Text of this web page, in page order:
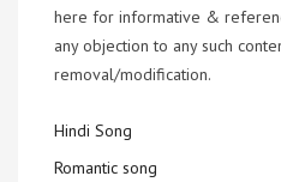
here for informative &
any objection to any such
removal/modification.
Hindi Song
Romantic song